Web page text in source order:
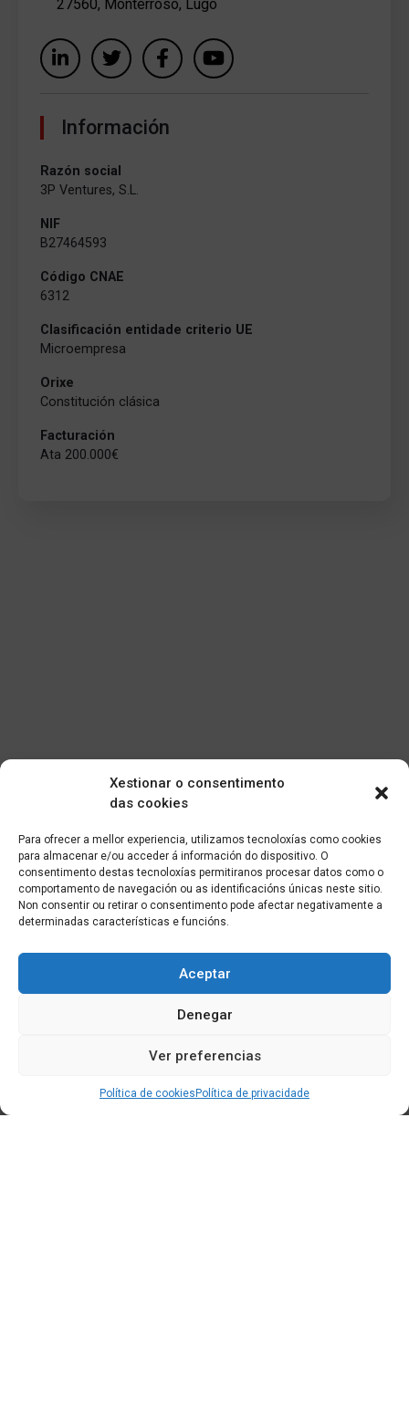
Xestionar o consentimento
das cookies
Para ofrecer a mellor experiencia, utilizamos tecnoloxías como cookies
para almacenar e/ou acceder á información do dispositivo. O
consentimento destas tecnoloxías permitiranos procesar datos como o
comportamento de navegación ou as identificacións únicas neste sitio.
Non consentir ou retirar o consentimento pode afectar negativamente a
determinadas características e funcións.
Aceptar
Denegar
Ver preferencias
Política de cookies Política de privacidade
27560, Monterroso, Lugo
Información
Razón social
3P Ventures, S.L.
NIF
B27464593
Código CNAE
6312
Clasificación entidade criterio UE
Microempresa
Orixe
Constitución clásica
Facturación
Ata 200.000€